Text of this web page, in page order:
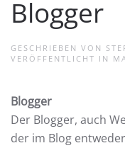
Blogger
GESCHRIEBEN VON
VERÖFFENTLICHT IN
Blogger
Der Blogger, auch
der im Blog